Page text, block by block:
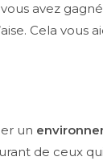
avez
Cela
un
de ceux